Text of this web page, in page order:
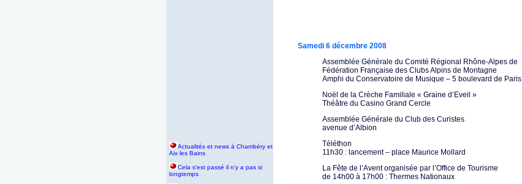
Actualités et news à Chambéry et
Aix les Bains
Cela s'est passé il n'y a pas si
longtemps
Samedi 6 décembre 2008
Assemblée Générale du Comité Régional Rhône-Alpes de
Fédération Française des Clubs Alpins de Montagne
Amphi du Conservatoire de Musique – 5 boulevard de Paris
Noël de la Crèche Familiale « Graine d’Eveil »
Théâtre du Casino Grand Cercle
Assemblée Générale du Club des Curistes
avenue d’Albion
Téléthon
11h30 : lancement – place Maurice Mollard
La Fête de l’Avent organisée par l’Office de Tourisme
de 14h00 à 17h00 : Thermes Nationaux